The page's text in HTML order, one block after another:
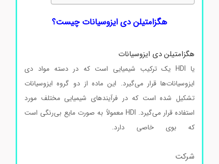
هگزامتیلن دی ایزوسیانات چیست؟
هگزامتیلن دی ایزوسیانات
یا HDI یک ترکیب شیمیایی است که در دسته مواد دی
ایزوسیانات‌ها قرار می‌گیرد. این ماده از دو گروه ایزوسیانات
تشکیل شده است که در فرآیندهای شیمیایی مختلف مورد
استفاده قرار می‌گیرد. HDI معمولاً به صورت مایع بی‌رنگی است
که بوی خاصی دارد.
شرکت